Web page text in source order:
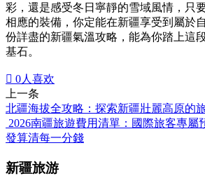
彩，還是感受冬日寧靜的雪域風情，只
相應的裝備，你定能在新疆享受到屬於
份詳盡的新疆氣溫攻略，能為你踏上這
基石。
 0人喜欢
上一条
北疆海拔全攻略：探索新疆壯麗高原的
2026南疆旅遊費用清單：國際旅客專屬
發算清每一分錢
新疆旅游